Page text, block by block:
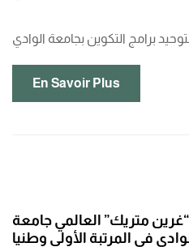
برامج التكوين بجامعة الوادي
En Savoir Plus
متريك” العالمي جامعة
في المرتبة الأولى وطنيا